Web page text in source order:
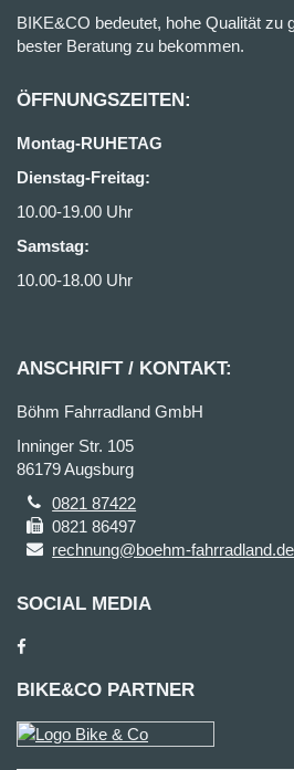
BIKE&CO bedeutet, hohe Qualität zu
bester Beratung zu bekommen.
ÖFFNUNGSZEITEN:
Montag-RUHETAG
Dienstag-Freitag:
10.00-19.00 Uhr
Samstag:
10.00-18.00 Uhr
ANSCHRIFT / KONTAKT:
Böhm Fahrradland GmbH
Inninger Str. 105
86179 Augsburg
0821 87422
0821 86497
rechnung@boehm-fahrradland.de
SOCIAL MEDIA
BIKE&CO PARTNER